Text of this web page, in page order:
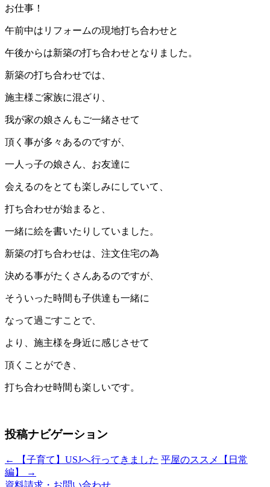
お仕事！
午前中はリフォームの現地打ち合わせと
午後からは新築の打ち合わせとなりました。
新築の打ち合わせでは、
施主様ご家族に混ざり、
我が家の娘さんもご一緒させて
頂く事が多々あるのですが、
一人っ子の娘さん、お友達に
会えるのをとても楽しみにしていて、
打ち合わせが始まると、
一緒に絵を書いたりしていました。
新築の打ち合わせは、注文住宅の為
決める事がたくさんあるのですが、
そういった時間も子供達も一緒に
なって過ごすことで、
より、施主様を身近に感じさせて
頂くことができ、
打ち合わせ時間も楽しいです。
投稿ナビゲーション
← 【子育て】USJへ行ってきました 平屋のススメ【日常
編】
→